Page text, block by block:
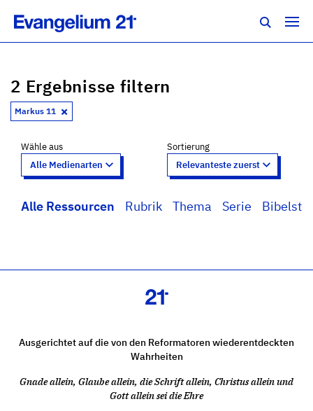
2 Ergebnisse filtern
Markus 11
Wähle aus
Alle Ressourcen Rubrik Thema Serie
Sortierung
Ausgerichtet auf die von den Reformatoren wiederentdeckten
Wahrheiten
Gnade allein, Glaube allein, die Schrift allein, Christus allein und
Gott allein sei die Ehre